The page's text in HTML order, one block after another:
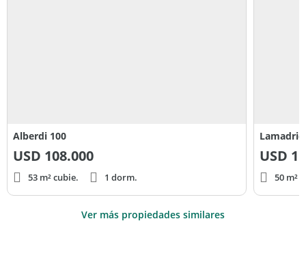
Alberdi 100
USD 108.000
53 m² cubie. 1 dorm.
Lamadrid
USD
50 m²
Ver más propiedades similares